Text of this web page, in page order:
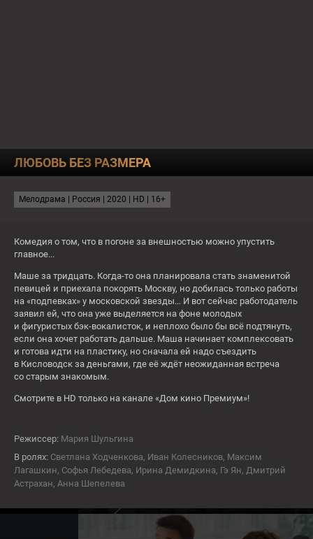
СЕГОДНЯ
СЕЙЧАС
По-братски
Чт
6
СЕЙЧАС По-братски
7
16+
ЛЮБОВЬ БЕЗ РАЗМЕРА
Мелодрама | Россия | 2020 | HD | 16+
Комедия о том, что в погоне за внешностью можно упустить
главное...
Маше за тридцать. Когда-то она планировала стать знаменитой
певицей и приехала покорять Москву, но добилась только работы
на «подпевках» у московской звезды… И вот сейчас работодатель
заявил ей, что она уже выделяется на фоне молодых
и фигуристых бэк-вокалисток, и неплохо было бы всё подтянуть,
если она хочет работать дальше. Маша начинает комплексовать
и готова идти на пластику, но сначала ей надо съездить
в Кисловодск за деньгами, где её ждёт неожиданная встреча
со старым знакомым.
Смотрите в HD только на канале «Дом кино Премиум»!
Режиссер: Мария Шульгина
В ролях: Светлана Ходченкова, Иван Колесников, Максим
Лагашкин, Софья Лебедева, Ирина Демидкина, Гэ Ян, Дмитрий
Астрахан, Анна Шепелева